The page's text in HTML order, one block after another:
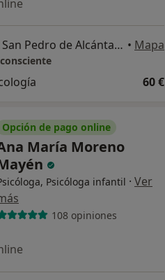
Calle Amistad, 18, San Pedro de Alcántara • Mapa
60 €
Opción de pago online
María Moreno
Psicóloga infantil · Ver
108 opiniones